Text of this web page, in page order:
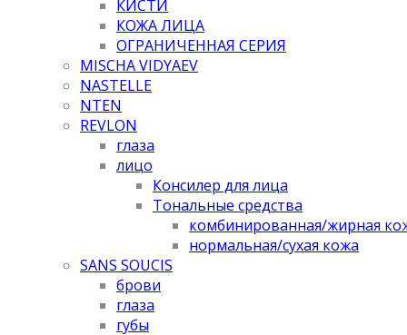
КИСТИ
КОЖА ЛИЦА
ОГРАНИЧЕННАЯ СЕРИЯ
MISCHA VIDYAEV
NASTELLE
NTEN
REVLON
глаза
лицо
Консилер для лица
Тональные средства
комбинированная/жирная
нормальная/cухая кожа
SANS SOUCIS
брови
глаза
губы